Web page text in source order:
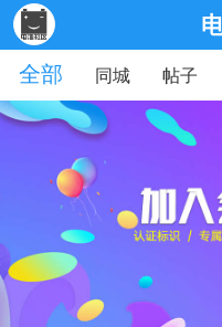
全部
同城 帖子